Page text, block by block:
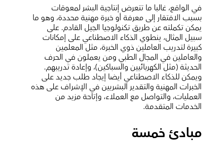
في الواقع، غالبا ما تتعرض إنتاجية البشر لمعوقات
بسبب الافتقار إلى معرفة أو خبرة مهنية محددة، وهو ما
يمكن تكملته عن طريق تكنولوجيا الجيل القادم. على
سبيل المثال، ينطوي الذكاء الاصطناعي على إمكانات
كبيرة لتدريب العاملين ذوي الخبرة، مثل المعلمين
والعاملين في المجال الطبي ومن يعملون في الحرف
الحديثة (مثل الكهربائيين والسباكين)، وإعادة تدريبهم.
ويمكن للذكاء الاصطناعي أيضا إيجاد طلب جديد على
الخبرات المهنية والتقدير البشريين في الإشراف على هذه
العمليات، والتواصل مع العملاء، وإتاحة مزيد من
الخدمات المتقدمة.
مبادئ خمسة